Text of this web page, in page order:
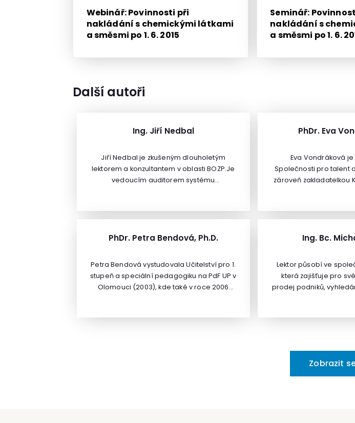
Webinář: Povinnosti při
nakládání s chemickými látkami
a směsmi po 1. 6. 2015
Seminář:
nakládání s
a směsmi po 1. 6.
Další autoři
Ing. Jiří Nedbal
Jiří Nedbal je zkušeným dlouholetým
lektorem a konzultantem v oblasti BOZP.Je
vedoucím auditorem systému
osobou odborně způsobilou v prevenci
309/2006 Sb., koordinátorem BOZP na
odst. 1 zákona č. 133/1985 Sb. o požární
ochraně.
PhDr. Eva
Eva Vondráková
Společnosti pro talent
zároveň zakladatelkou
celým věkovým
působila jako školní
vedoucí Pracovní
při MŠMT ČR a
organizačního
PhDr. Petra Bendová, Ph.D.
Petra Bendová vystudovala Učitelství pro 1.
stupeň a speciální pedagogiku na PdF UP v
Olomouci (2003), kde také v roce 2006
Ing. Bc.
Lektor působí ve
která zajišťuje pro
prodej podniků,
Zobrazit